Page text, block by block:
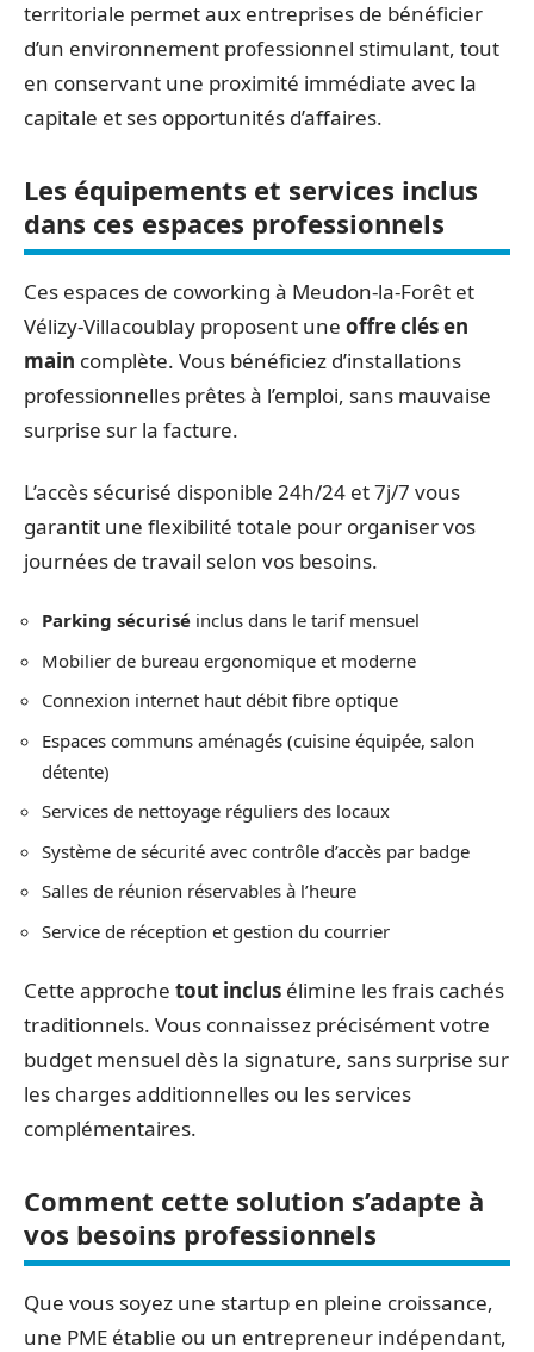
territoriale permet aux entreprises de bénéficier
d’un environnement professionnel stimulant, tout
en conservant une proximité immédiate avec la
capitale et ses opportunités d’affaires.
Les équipements et services inclus
dans ces espaces professionnels
Ces espaces de coworking à Meudon-la-Forêt et
Vélizy-Villacoublay proposent une offre clés en
main complète. Vous bénéficiez d’installations
professionnelles prêtes à l’emploi, sans mauvaise
surprise sur la facture.
L’accès sécurisé disponible 24h/24 et 7j/7 vous
garantit une flexibilité totale pour organiser vos
journées de travail selon vos besoins.
Parking sécurisé inclus dans le tarif mensuel
Mobilier de bureau ergonomique et moderne
Connexion internet haut débit fibre optique
Espaces communs aménagés (cuisine équipée, salon
détente)
Services de nettoyage réguliers des locaux
Système de sécurité avec contrôle d’accès par badge
Salles de réunion réservables à l’heure
Service de réception et gestion du courrier
Cette approche tout inclus élimine les frais cachés
traditionnels. Vous connaissez précisément votre
budget mensuel dès la signature, sans surprise sur
les charges additionnelles ou les services
complémentaires.
Comment cette solution s’adapte à
vos besoins professionnels
Que vous soyez une startup en pleine croissance,
une PME établie ou un entrepreneur indépendant,